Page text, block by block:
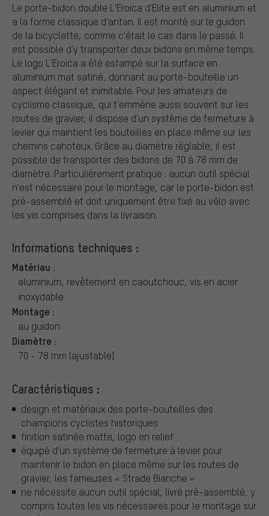
Le porte-bidon double L'Eroica d'Elite est en aluminium et
a la forme classique d'antan. Il est monté sur le guidon
de la bicyclette, comme c'était le cas dans le passé. Il
est possible d'y transporter deux bidons en même temps.
Le logo L'Eroica a été estampé sur la surface en
aluminium mat satiné, donnant au porte-bouteille un
aspect élégant et inimitable. Pour les amateurs de
cyclisme classique, qui t'emmène aussi souvent sur les
routes de gravier, il dispose d'un système de fermeture à
levier qui maintient les bouteilles en place même sur les
chemins cahoteux. Grâce au diamètre réglable, il est
possible de transporter des bidons de 70 à 78 mm de
diamètre. Particulièrement pratique : aucun outil spécial
n'est nécessaire pour le montage, car le porte-bidon est
pré-assemblé et doit uniquement être fixé au vélo avec
les vis comprises dans la livraison.
Informations techniques :
Matériau :
aluminium, revêtement en caoutchouc, vis en acier
inoxydable
Montage :
au guidon
Diamètre :
70 - 78 mm (ajustable)
Caractéristiques :
design et matériaux des porte-bouteilles des
champions cyclistes historiques
finition satinée matte, logo en relief
équipé d'un système de fermeture à levier pour
maintenir le bidon en place même sur les routes de
gravier, les fameuses « Strade Bianche »
ne nécessite aucun outil spécial, livré pré-assemblé, y
compris toutes les vis nécessaires pour le montage sur